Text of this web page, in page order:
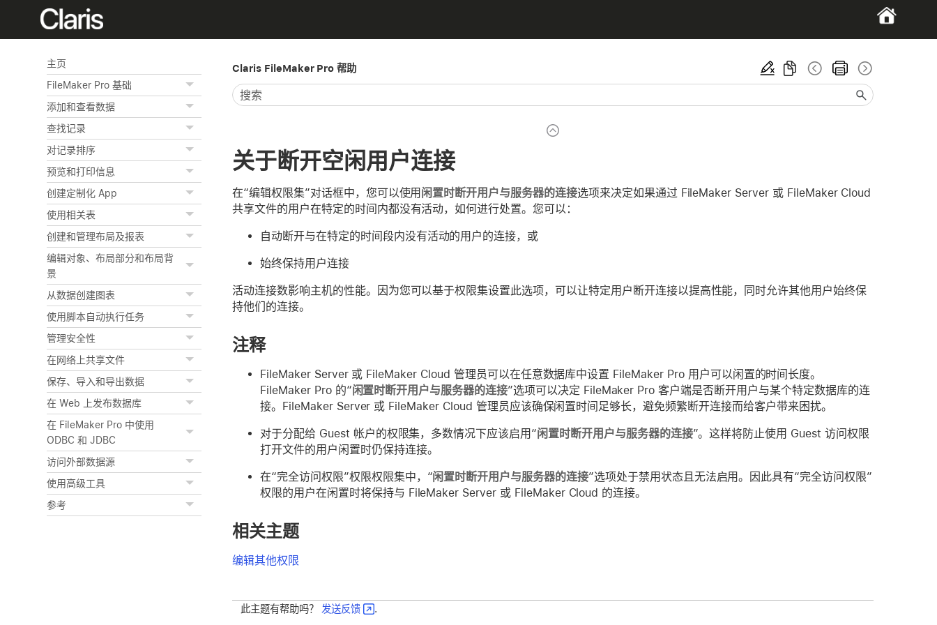
主页
FileMaker Pro 基础
添加和查看数据
查找记录
对记录排序
预览和打印信息
创建定制化 App
使用相关表
创建和管理布局及报表
编辑对象、布局部分和布局背
景
从数据创建图表
使用脚本自动执行任务
管理安全性
在网络上共享文件
保存、导入和导出数据
在 Web 上发布数据库
在 FileMaker Pro 中使用
ODBC 和 JDBC
访问外部数据源
使用高级工具
参考
Claris FileMaker Pro 帮助
关于断开空闲用户连接
在“编辑权限集”对话框中，您可以使用 闲置时断开用户与服务器的连接选项来决定如果通过 FileMaker Server 或 FileMaker Cloud
共享文件的用户在特定的时间内都没有活动，如何进行处置。您可以：
自动断开与在特定的时间段内没有活动的用户的连接，或
始终保持用户连接
活动连接数影响主机的性能。因为您可以基于权限集设置此选项，可以让特定用户断开连接以提高性能，同时允许其他用户始终保
持他们的连接。
注释
FileMaker Server 或 FileMaker Cloud 管理员可以在任意数据库中设置 FileMaker Pro 用户可以闲置的时间长度。
FileMaker Pro 的“闲置时断开用户与服务器的连接”选项可以决定 FileMaker Pro 客户端是否断开用户与某个特定数据库的连
接。FileMaker Server 或 FileMaker Cloud 管理员应该确保闲置时间足够长，避免频繁断开连接而给客户带来困扰。
对于分配给 Guest 帐户的权限集，多数情况下应该启用“闲置时断开用户与服务器的连接”。这样将防止使用 Guest 访问权限
打开文件的用户闲置时仍保持连接。
在“完全访问权限”权限权限集中，“闲置时断开用户与服务器的连接”选项处于禁用状态且无法启用。因此具有“完全访问权限”
权限的用户在闲置时将保持与 FileMaker Server 或 FileMaker Cloud 的连接。
相关主题
编辑其他权限
此主题有帮助吗？ 发送反馈 .